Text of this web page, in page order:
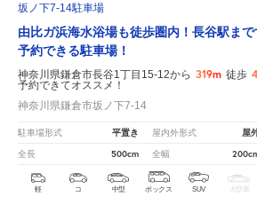
坂ノ下7-14駐車場
由比ガ浜海水浴場も徒歩圏内！長谷駅ま
予約できる駐車場！
神奈川県鎌倉市長谷1丁目15-12から 319m 徒歩
予約できてオススメ！
神奈川県鎌倉市坂ノ下7-14
駐車場形式 平置き 屋内外形式 屋
全長 500cm 全幅
軽 コ 中型 ボックス SUV 大型車